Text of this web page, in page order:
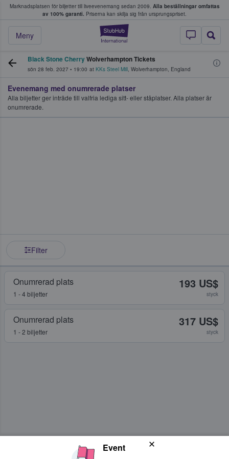
Marknadsplatsen för biljetter till liveevenemang sedan 2009. Alla beställningar omfattas
av 100% garanti. Priserna kan skilja sig från ursprungspriset.
StubHub – där
Meny
köper och säljer biljetter.
Black Stone CherryWolverhampton Tickets
sön 28 feb. 2027 • 19:00 at KKs Steel Mill, Wolverhampton, England
Evenemang med onumrerade platser
Alla biljetter ger inträde till valfria lediga sitt- eller ståplatser. Alla platser är
onumrerade.
Filter
Onumrerad plats
1 - 4 biljetter
193 US$
styck
Onumrerad plats
1 - 2 biljetter
317 US$
styck
Event